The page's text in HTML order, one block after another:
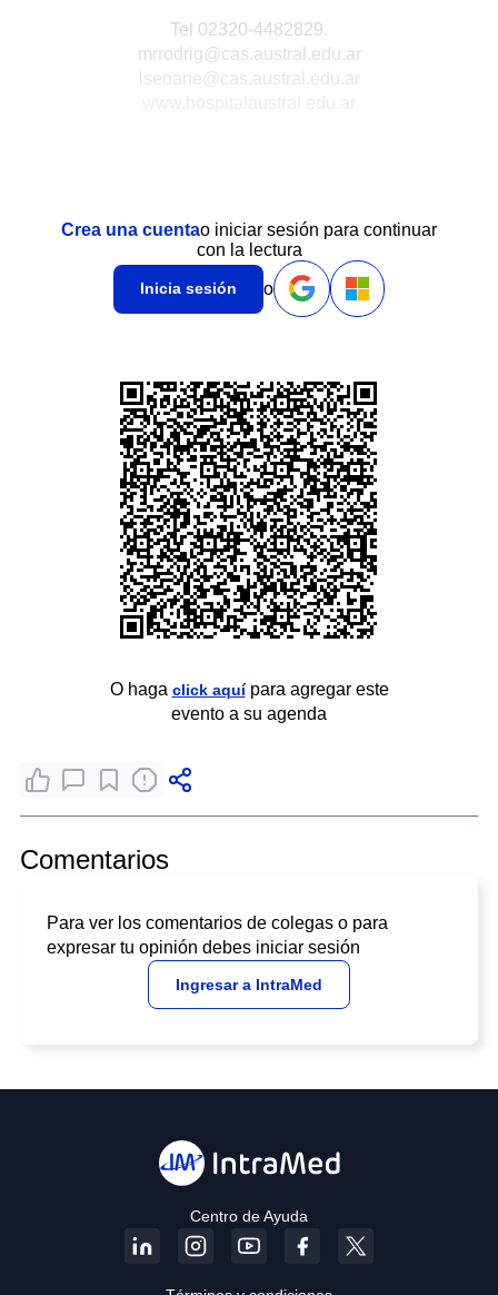
Tel 02320-4482829.
mrrodrig@cas.austral.edu.ar
lseoane@cas.austral.edu.ar
Crea una cuentao iniciar sesión para continuar
con la lectura
Inicia sesión o
O haga click aquípara agregar este
evento a su agenda
Comentarios
Para ver los comentarios de colegas o para
expresar tu opinión debes iniciar sesión
Ingresar a IntraMed
Centro de Ayuda